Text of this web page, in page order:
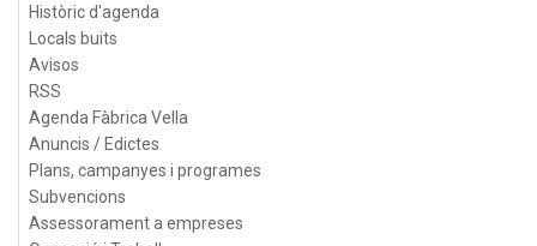
Històric d'agenda
Locals buits
Avisos
RSS
Agenda Fàbrica Vella
Anuncis / Edictes
Plans, campanyes i programes
Subvencions
Assessorament a empreses